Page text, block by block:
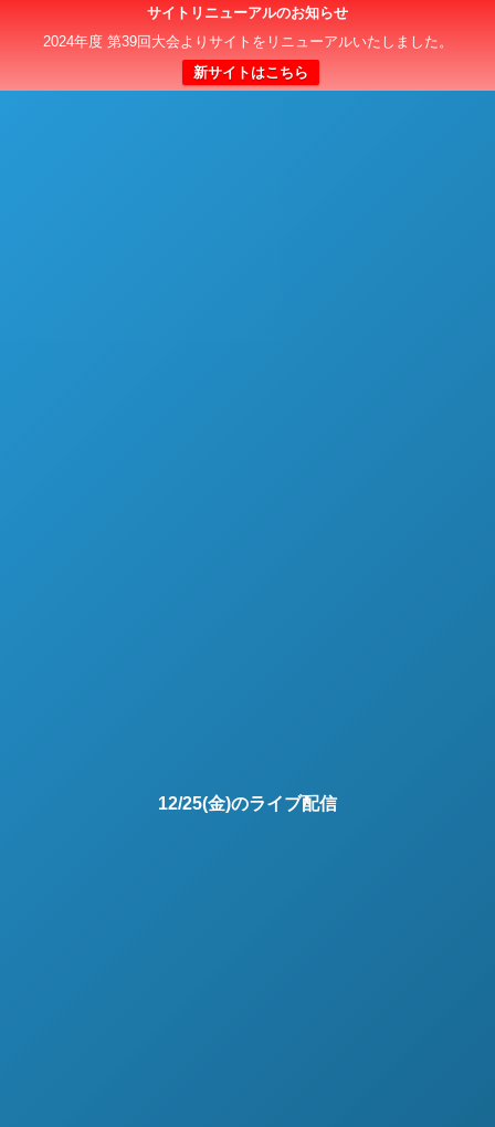
サイトリニューアルのお知らせ
2024年度 第39回大会よりサイトをリニューアルいたしました。
新サイトはこちら
日本クラブユースサッカー選手権（U-15）大会
12/25(金)のライブ配信